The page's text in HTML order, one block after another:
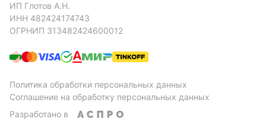
ИП Глотов А.Н.
ИНН 482424174743
ОГРНИП 313482424600012
Политика обработки персональных данных
Соглашение на обработку персональных данных
Разработано в